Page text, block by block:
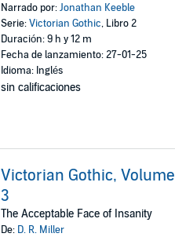
Narrado por:Jonathan Keeble
Serie:Victorian Gothic, Libro 2
Duración: 9 h y 12 m
Fecha de lanzamiento: 27-01-25
Idioma: Inglés
sin calificaciones
Victorian Gothic, Volume
3
The Acceptable Face of Insanity
De: D. R. Miller